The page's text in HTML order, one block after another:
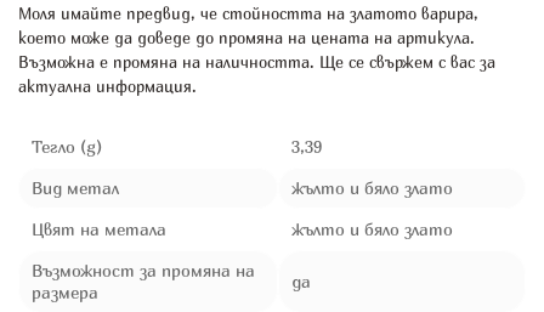
Моля имайте предвид, че стойността на златото варира,
което може да доведе до промяна на цената на артикула.
Възможна е промяна на наличността. Ще се свържем с вас за
актуална информация.
Тегло (g)
3,39
Вид метал
жълто и бяло злато
Цвят на метала
жълто и бяло злато
Възможност за промяна на
размера
да